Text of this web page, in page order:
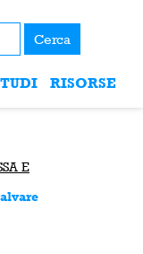
Cerca
RISORSE
E